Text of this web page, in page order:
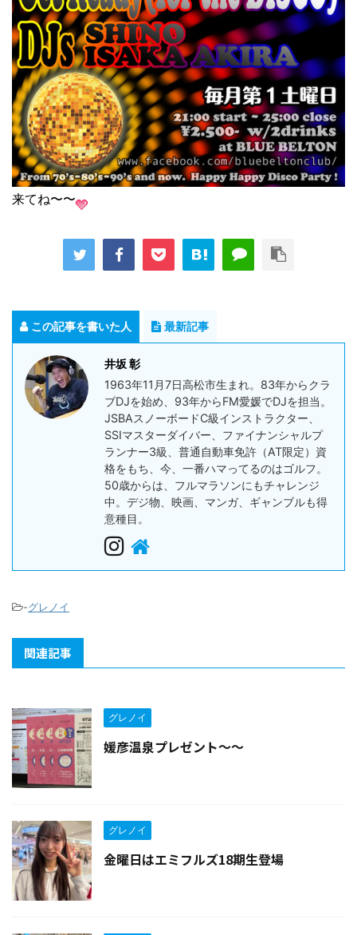
来てね〜〜
この記事を書いた人 最新記事
井坂 彰
1963年11月7日高松市生まれ。83年からクラ
ブDJを始め、93年からFM愛媛でDJを担当。
JSBAスノーボードC級インストラクター、
SSIマスターダイバー、ファイナンシャルプ
ランナー3級、普通自動車免許（AT限定）資
格をもち、今、一番ハマってるのはゴルフ。
50歳からは、フルマラソンにもチャレンジ
中。デジ物、映画、マンガ、ギャンブルも得
意種目。
-グレノイ
関連記事
グレノイ
媛彦温泉プレゼント〜〜
グレノイ
金曜日はエミフルズ18期生登場